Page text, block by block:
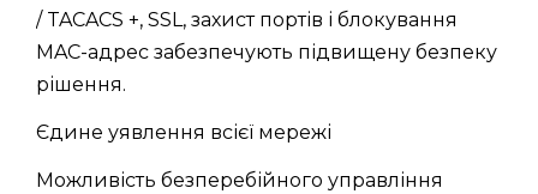
/ TACACS +, SSL, захист портів і блокування
MAC-адрес забезпечують підвищену безпеку
рішення.
Єдине уявлення всієї мережі
Можливість безперебійного управління